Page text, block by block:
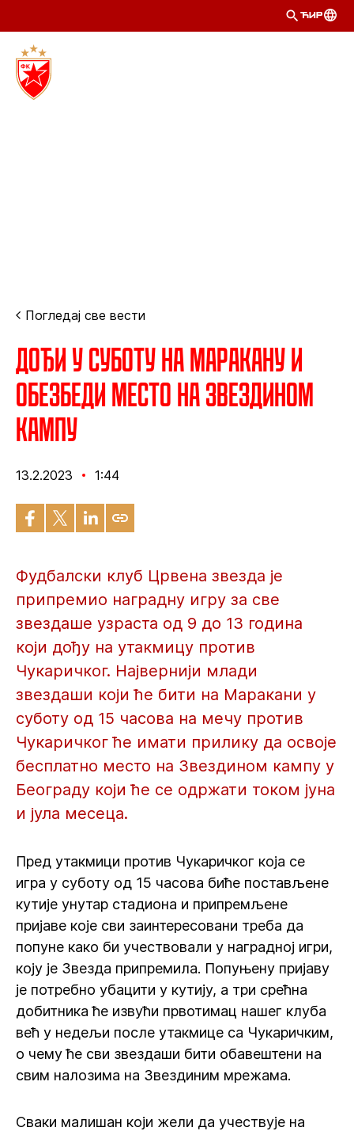
ЋИР
Погледај све вести
Дођи у суботу на Маракану и
обезбеди место на Звездином
кампу
13.2.2023 1:44
Фудбалски клуб Црвена звезда је
припремио наградну игру за све
звездаше узраста од 9 до 13 година
који дођу на утакмицу против
Чукаричког. Највернији млади
звездаши који ће бити на Маракани у
суботу од 15 часова на мечу против
Чукаричког ће имати прилику да освоје
бесплатно место на Звездином кампу у
Београду који ће се одржати током јуна
и јула месеца.
Пред утакмици против Чукаричког која се
игра у суботу од 15 часова биће постављене
кутије унутар стадиона и припремљене
пријаве које сви заинтересовани треба да
попуне како би учествовали у наградној игри,
коју је Звезда припремила. Попуњену пријаву
је потребно убацити у кутију, а три срећна
добитника ће извући првотимац нашег клуба
већ у недељи после утакмице са Чукаричким,
о чему ће сви звездаши бити обавештени на
свим налозима на Звездиним мрежама.
Сваки малишан који жели да учествује на